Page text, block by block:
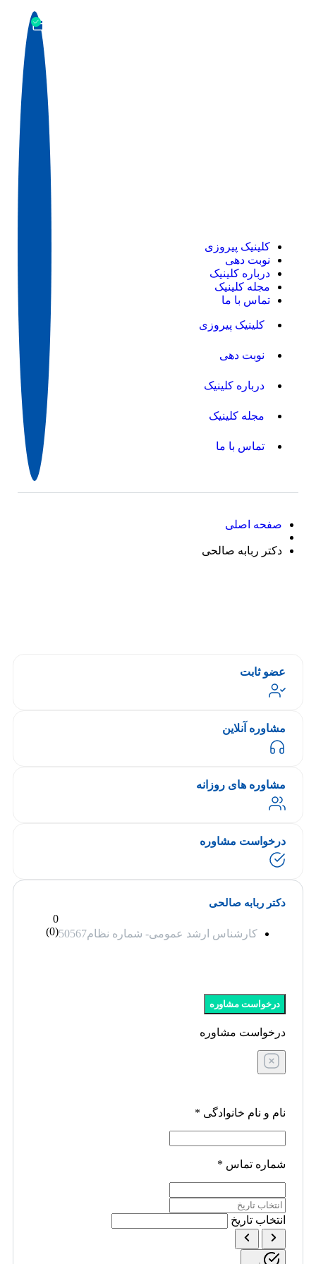
کلینیک پیروزی
نوبت دهی
درباره کلینیک
مجله کلینیک
تماس با ما
کلینیک پیروزی
نوبت دهی
درباره کلینیک
مجله کلینیک
تماس با ما
صفحه اصلی
دکتر ربابه صالحی
عضو ثابت
مشاوره آنلاین
مشاوره های روزانه
درخواست مشاوره
دکتر ربابه صالحی
کارشناس ارشد عمومی- شماره نظام50567
0
(
0
)
درخواست مشاوره
درخواست مشاوره
نام و نام خانوادگی *
شماره تماس *
انتخاب تاریخ